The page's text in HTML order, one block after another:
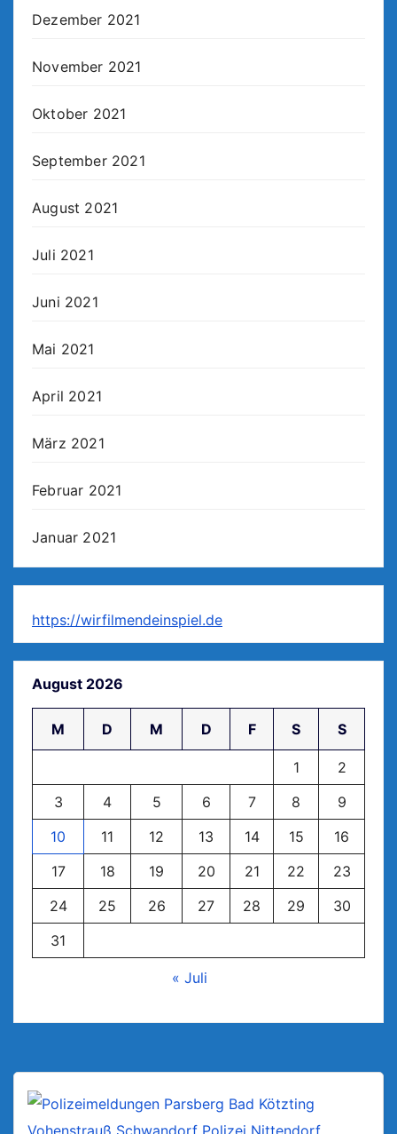
Dezember 2021
November 2021
Oktober 2021
September 2021
August 2021
Juli 2021
Juni 2021
Mai 2021
April 2021
März 2021
Februar 2021
Januar 2021
https://wirfilmendeinspiel.de
August 2026
M D M D F S S
1
2
3
4 5 6 7 8
9
10
11 12 13 14 15
16
17
18 19 20 21 22
23
24
25 26 27 28 29
30
31
« Juli